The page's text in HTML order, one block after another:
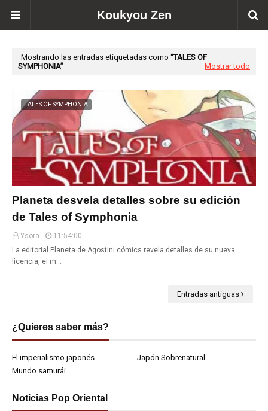
Koukyou Zen
Mostrando las entradas etiquetadas como TALES OF
SYMPHONIA
Mostrar todo
TALES OF SYMPHONIA
Planeta desvela detalles sobre su edición
de Tales of Symphonia
Ysora
11:54:00
La editorial Planeta de Agostini cómics revela detalles de su nueva
licencia, el m…
Entradas antiguas
¿Quieres saber más?
El imperialismo japonés
Japón Sobrenatural
Mundo samurái
Noticias Pop Oriental